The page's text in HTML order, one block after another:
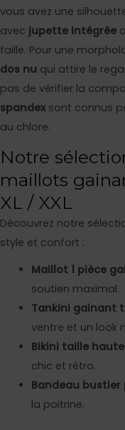
vous avez une
avec jupette intégrée
taille. Pour une
dos nu qui attire le
pas de vérifier la
spandexsont connus
au chlore.
Notre
maillots
XL / XXL
Découvrez notre
style et confort :
Maillot 1 pièce
soutien maximal.
Tankini gainant
ventre et un look
Bikini taille
chic et rétro.
Bandeau
la poitrine.